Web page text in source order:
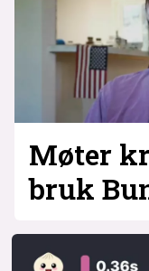
Møter
bruk